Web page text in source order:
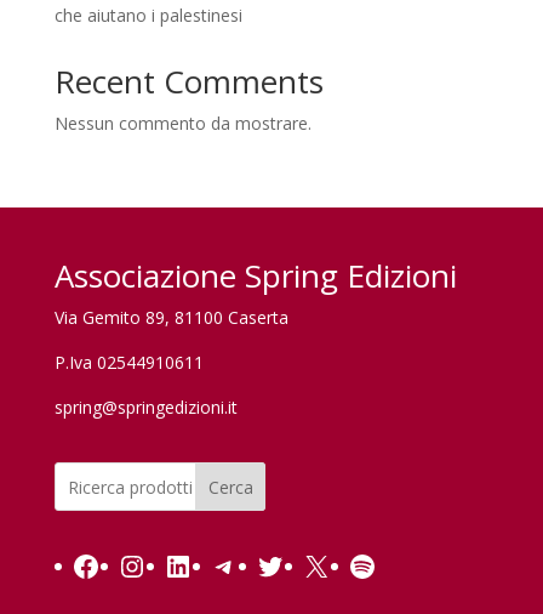
che aiutano i palestinesi
Recent Comments
Nessun commento da mostrare.
Associazione Spring Edizioni
Via Gemito 89, 81100 Caserta
P.Iva 02544910611
spring@springedizioni.it
Cerca
Facebook
Instagram
LinkedIn
Telegram
Twitter
X Spotify